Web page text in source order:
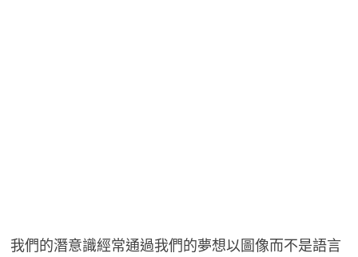
我們的潛意識經常通過我們的夢想以圖像而不是語言